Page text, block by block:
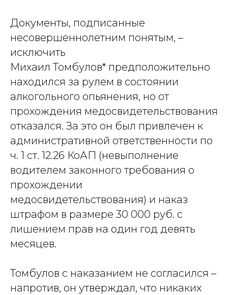
Документы, подписанные
несовершеннолетним понятым, –
исключить
Михаил Томбулов* предположительно
находился за рулем в состоянии
алкогольного опьянения, но от
прохождения медосвидетельствования
отказался. За это он был привлечен к
административной ответственности по
ч. 1 ст. 12.26 КоАП (невыполнение
водителем законного требования о
прохождении
медосвидетельствования) и наказ
штрафом в размере 30 000 руб. с
лишением прав на один год девять
месяцев.
Томбулов с наказанием не согласился –
напротив, он утверждал, что никаких